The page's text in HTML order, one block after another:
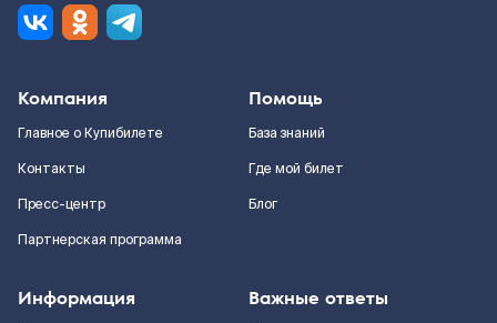
Компания
Главное о Купибилете
Контакты
Пресс-центр
Партнерская программа
Помощь
База знаний
Где мой билет
Блог
Информация Важные ответы